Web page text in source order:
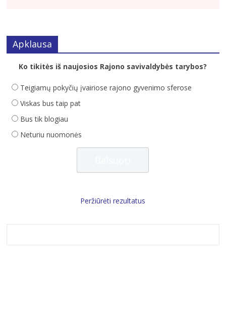
Apklausa
Ko tikitės iš naujosios Rajono savivaldybės tarybos?
Teigiamų pokyčių įvairiose rajono gyvenimo sferose
Viskas bus taip pat
Bus tik blogiau
Neturiu nuomonės
Peržiūrėti rezultatus